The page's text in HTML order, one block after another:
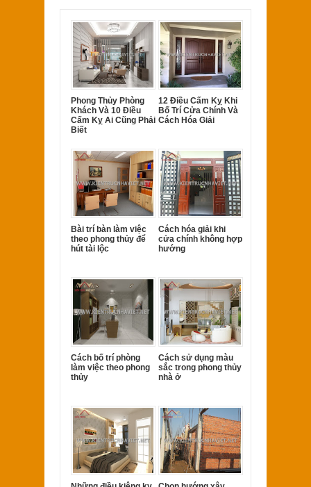
Phong Thủy Phòng
Khách Và 10 Điều
Cấm Kỵ Ai Cũng Phải
Biết
12 Điều Cấm Kỵ Khi
Bố Trí Cửa Chính Và
Cách Hóa Giải
Bài trí bàn làm việc
theo phong thủy để
hút tài lộc
Cách hóa giải khi
cửa chính không hợp
hướng
Cách bố trí phòng
làm việc theo phong
thủy
Cách sử dụng màu
sắc trong phong thủy
nhà ở